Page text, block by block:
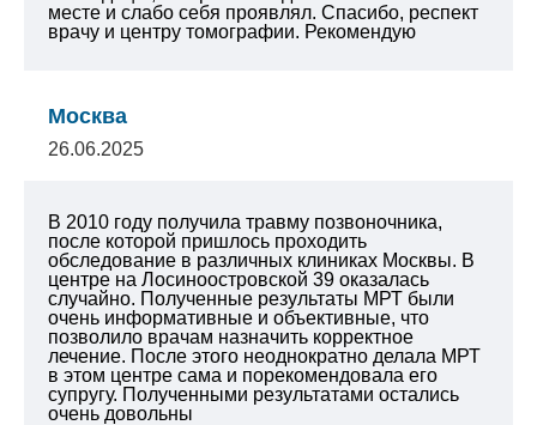
месте и слабо себя проявлял. Спасибо, респект
врачу и центру томографии. Рекомендую
Москва
26.06.2025
В 2010 году получила травму позвоночника,
после которой пришлось проходить
обследование в различных клиниках Москвы. В
центре на Лосиноостровской 39 оказалась
случайно. Полученные результаты МРТ были
очень информативные и объективные, что
позволило врачам назначить корректное
лечение. После этого неоднократно делала МРТ
в этом центре сама и порекомендовала его
супругу. Полученными результатами остались
очень довольны